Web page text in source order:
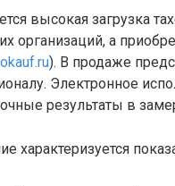
высокая загрузка
организаций, а
). В продаже
Электронное
результаты в
характеризуется